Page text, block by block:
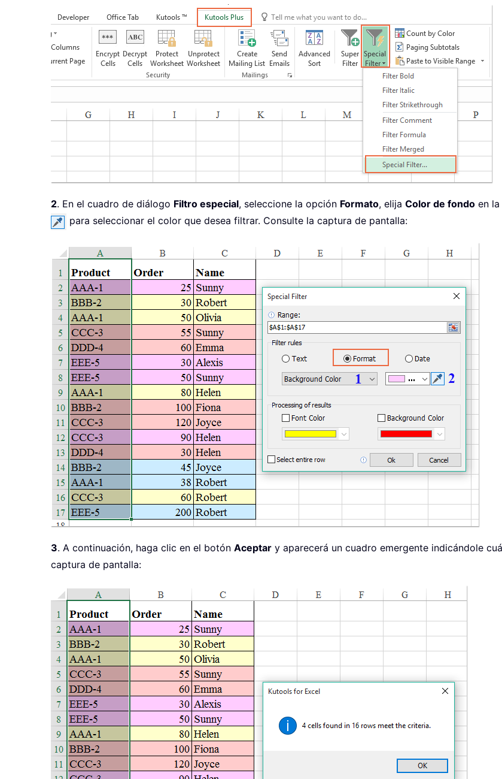
2. En el cuadro de diálogo Filtro especial, seleccione la opción Formato, elija Color de fondo en
para seleccionar el color que desea filtrar. Consulte la captura de pantalla:
3. A continuación, haga clic en el botón Aceptar y aparecerá un cuadro emergente indicándole
captura de pantalla: